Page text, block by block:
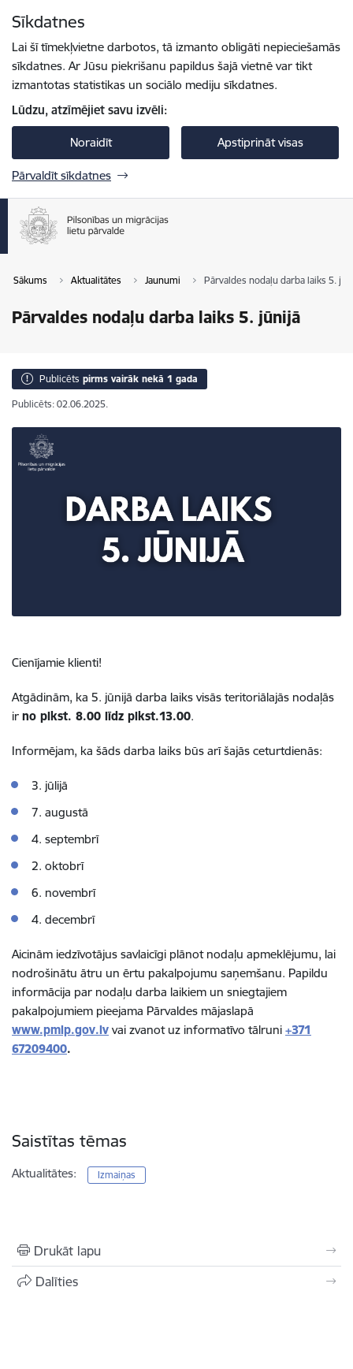
Sīkdatnes
Lai šī tīmekļvietne darbotos, tā izmanto obligāti nepieciešamās
sīkdatnes. Ar Jūsu piekrišanu papildus šajā vietnē var tikt
izmantotas statistikas un sociālo mediju sīkdatnes.
Lūdzu, atzīmējiet savu izvēli:
Noraidīt Apstiprināt visas
Pārvaldīt sīkdatnes
Sākums Aktualitātes Jaunumi Pārvaldes nodaļu darba laiks 5.
Pārvaldes nodaļu darba laiks 5. jūnijā
Publicēts pirms vairāk nekā 1 gada
Publicēts: 02.06.2025.
Cienījamie klienti!
Atgādinām, ka 5. jūnijā darba laiks visās teritoriālajās nodaļās
ir no plkst. 8.00 līdz plkst.13.00.
Informējam, ka šāds darba laiks būs arī šajās ceturtdienās:
3. jūlijā
7. augustā
4. septembrī
2. oktobrī
6. novembrī
4. decembrī
Aicinām iedzīvotājus savlaicīgi plānot nodaļu apmeklējumu, lai
nodrošinātu ātru un ērtu pakalpojumu saņemšanu. Papildu
informācija par nodaļu darba laikiem un sniegtajiem
pakalpojumiem pieejama Pārvaldes mājaslapā
www.pmlp.gov.lv vai zvanot uz informatīvo tālruni +371
67209400.
Saistītas tēmas
Aktualitātes: Izmaiņas
Drukāt lapu
Dalīties